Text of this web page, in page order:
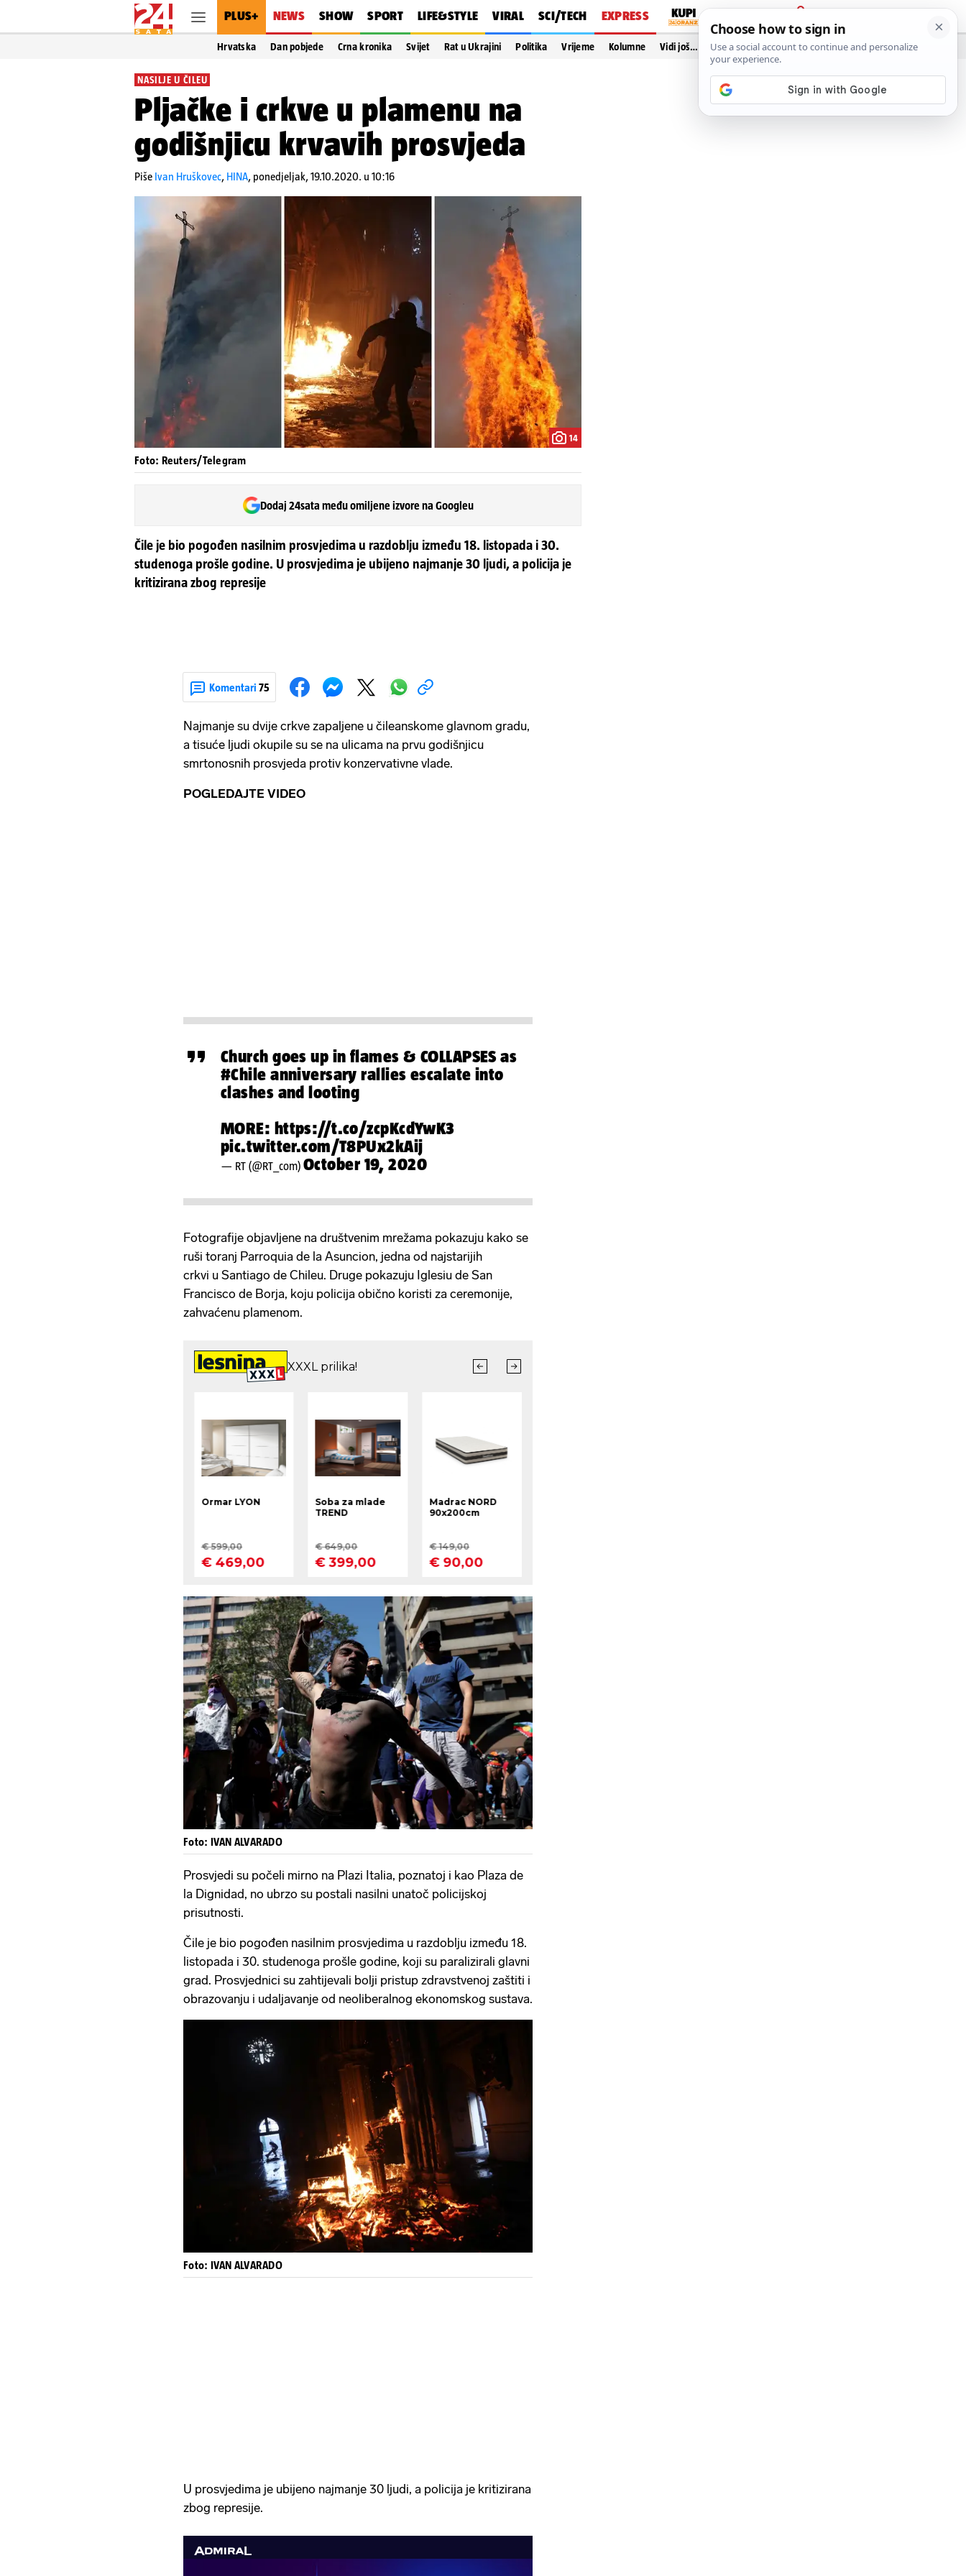
PLUS+ NEWS SHOW SPORT LIFE&STYLE VIRAL SCI/TECH EXPRESS
PRIJAVA
Hrvatska Dan pobjede Crna kronika Svijet Rat u Ukrajini Politika Vrijeme Kolumne Vidi još…
NASILJE U ČILEU
Pljačke i crkve u plamenu na
godišnjicu krvavih prosvjeda
Piše Ivan Hruškovec, HINA, ponedjeljak, 19.10.2020. u 10:16
14
Foto: Reuters/Telegram
Dodaj 24sata među omiljene izvore na Googleu
Čile je bio pogođen nasilnim prosvjedima u razdoblju između 18. listopada i 30.
studenoga prošle godine. U prosvjedima je ubijeno najmanje 30 ljudi, a policija je
kritizirana zbog represije
Komentari 75
Najmanje su dvije crkve zapaljene u čileanskome glavnom gradu,
a tisuće ljudi okupile su se na ulicama na prvu godišnjicu
smrtonosnih prosvjeda protiv konzervativne vlade.
POGLEDAJTE VIDEO
Church goes up in flames & COLLAPSES as
#Chile anniversary rallies escalate into
clashes and looting
MORE: https://t.co/zcpKcdYwK3
pic.twitter.com/T8PUx2kAij
— RT (@RT_com) October 19, 2020
Fotografije objavljene na društvenim mrežama pokazuju kako se
ruši toranj Parroquia de la Asuncion, jedna od najstarijih
crkvi u Santiago de Chileu. Druge pokazuju Iglesiu de San
Francisco de Borja, koju policija obično koristi za ceremonije,
zahvaćenu plamenom.
Foto: IVAN ALVARADO
Prosvjedi su počeli mirno na Plazi Italia, poznatoj i kao Plaza de
la Dignidad, no ubrzo su postali nasilni unatoč policijskoj
prisutnosti.
Čile je bio pogođen nasilnim prosvjedima u razdoblju između 18.
listopada i 30. studenoga prošle godine, koji su paralizirali glavni
grad. Prosvjednici su zahtijevali bolji pristup zdravstvenoj zaštiti i
obrazovanju i udaljavanje od neoliberalnog ekonomskog sustava.
Foto: IVAN ALVARADO
U prosvjedima je ubijeno najmanje 30 ljudi, a policija je kritizirana
zbog represije.